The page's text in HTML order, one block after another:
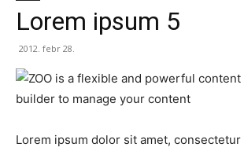
Lorem ipsum 5
2012. febr 28.
Lorem ipsum dolor sit amet,